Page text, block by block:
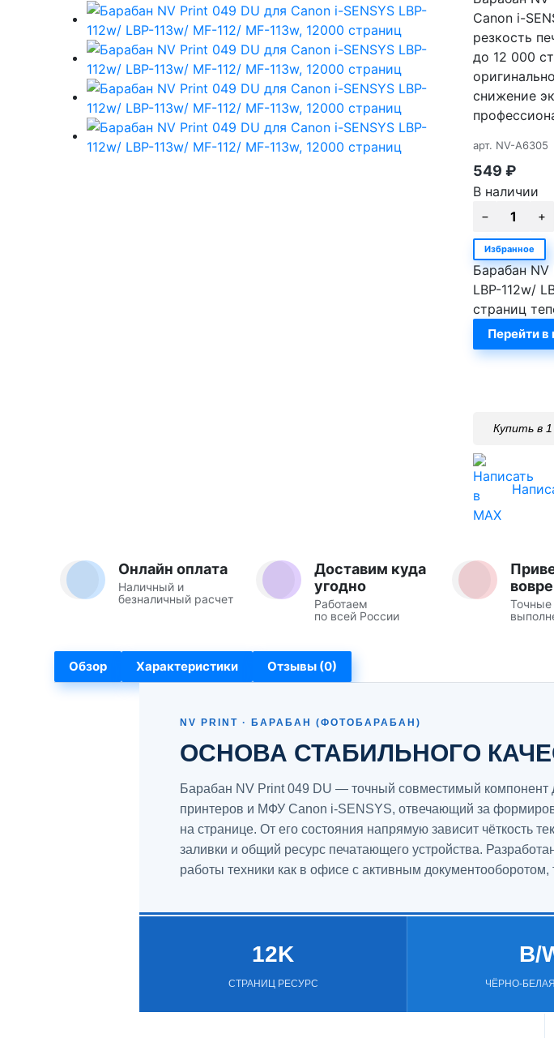
Canon i-
резкость
до 12 000
снижение
арт. NV-A6305
549 ₽
В наличии
Избранное
Барабан NV
LBP-112w/
страниц
Перейти в
Купить в 1
Онлайн оплата
Наличный и
безналичный расчет
Доставим куда
угодно
Работаем
по всей России
Точные
Обзор Характеристики Отзывы (0)
NV PRINT · БАРАБАН (ФОТОБАРАБАН)
ОСНОВА СТАБИЛЬНОГО
Барабан NV Print 049 DU — точный совместимый компонент
принтеров и МФУ Canon i-SENSYS, отвечающий за
на странице. От его состояния напрямую зависит чёткость
заливки и общий ресурс печатающего устройства.
работы техники как в офисе с активным документооборотом,
12K
СТРАНИЦ РЕСУРС
B/
ЧЁРНО-